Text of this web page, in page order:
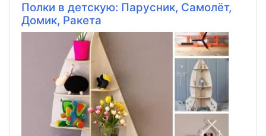
Полки в детскую: Парусник, Самолёт,
Домик, Ракета